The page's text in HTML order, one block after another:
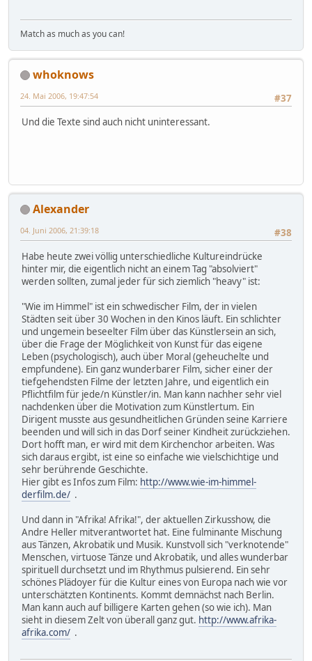
Match as much as you can!
whoknows
#37
24. Mai 2006, 19:47:54
Und die Texte sind auch nicht uninteressant.
Alexander
#38
04. Juni 2006, 21:39:18
Habe heute zwei völlig unterschiedliche Kultureindrücke
hinter mir, die eigentlich nicht an einem Tag "absolviert"
werden sollten, zumal jeder für sich ziemlich "heavy" ist:
"Wie im Himmel" ist ein schwedischer Film, der in vielen
Städten seit über 30 Wochen in den Kinos läuft. Ein schlichter
und ungemein beseelter Film über das Künstlersein an sich,
über die Frage der Möglichkeit von Kunst für das eigene
Leben (psychologisch), auch über Moral (geheuchelte und
empfundene). Ein ganz wunderbarer Film, sicher einer der
tiefgehendsten Filme der letzten Jahre, und eigentlich ein
Pflichtfilm für jede/n Künstler/in. Man kann nachher sehr viel
nachdenken über die Motivation zum Künstlertum. Ein
Dirigent musste aus gesundheitlichen Gründen seine Karriere
beenden und will sich in das Dorf seiner Kindheit zurückziehen.
Dort hofft man, er wird mit dem Kirchenchor arbeiten. Was
sich daraus ergibt, ist eine so einfache wie vielschichtige und
sehr berührende Geschichte.
Hier gibt es Infos zum Film: http://www.wie-im-himmel-
derfilm.de/ .
Und dann in "Afrika! Afrika!", der aktuellen Zirkusshow, die
Andre Heller mitverantwortet hat. Eine fulminante Mischung
aus Tänzen, Akrobatik und Musik. Kunstvoll sich "verknotende"
Menschen, virtuose Tänze und Akrobatik, und alles wunderbar
spirituell durchsetzt und im Rhythmus pulsierend. Ein sehr
schönes Plädoyer für die Kultur eines von Europa nach wie vor
unterschätzten Kontinents. Kommt demnächst nach Berlin.
Man kann auch auf billigere Karten gehen (so wie ich). Man
sieht in diesem Zelt von überall ganz gut. http://www.afrika-
afrika.com/ .